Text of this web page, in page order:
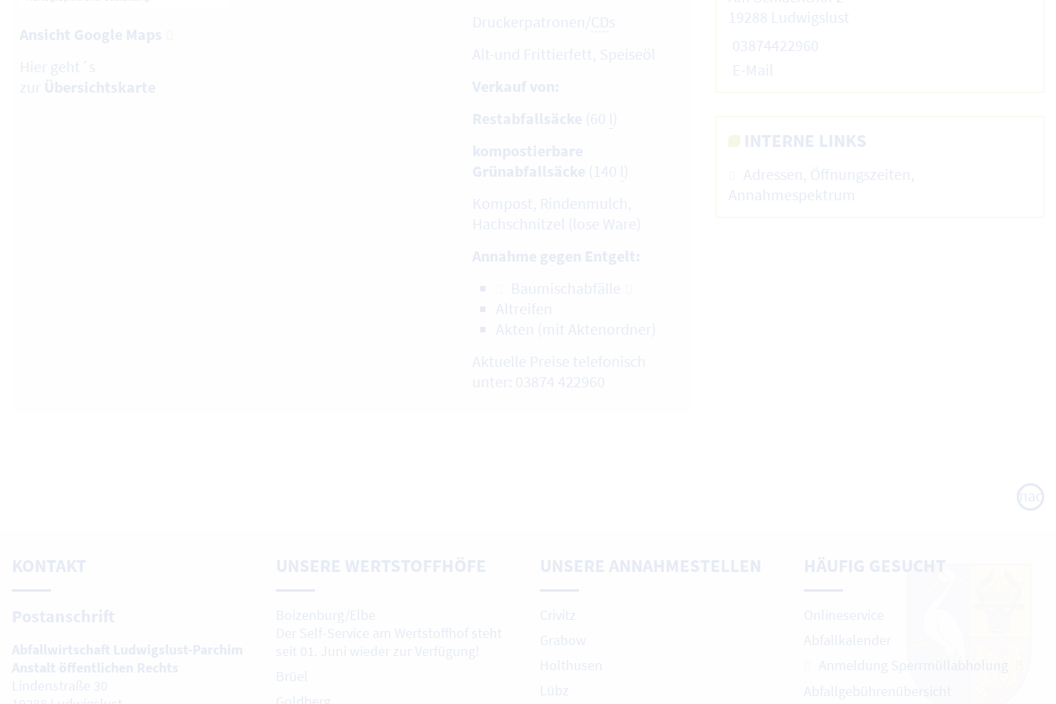
Ansicht Google Maps
Hier geht´s
zur Übersichtskarte
Druckerpatronen/ CDs
Alt-und Frittierfett, Speiseöl
Verkauf von:
Restabfallsäcke (60 l)
kompostierbare
Grünabfallsäcke (140 l)
Kompost, Rindenmulch,
Hachschnitzel (lose Ware)
Annahme gegen Entgelt:
Baumischabfälle
Altreifen
Akten (mit Aktenordner)
Aktuelle Preise telefonisch
unter: 03874 422960
19288 Ludwigslust
03874422960
E-Mail
INTERNE LINKS
Adressen, Öffnungszeiten,
Annahmespektrum
nach
oben
KONTAKT
Postanschrift
Abfallwirtschaft Ludwigslust-Parchim
Anstalt öffentlichen Rechts
Lindenstraße 30
UNSERE WERTSTOFFHÖFE
Boizenburg/Elbe
Der Self-Service am Wertstoffhof steht
seit 01. Juni wieder zur Verfügung!
Brüel
UNSERE ANNAHMESTELLEN
Crivitz
Grabow
Holthusen
Lübz
HÄUFIG GESUCHT
Onlineservice
Abfallkalender
Anmeldung Sperrmüllabholung
Abfallgebührenübersicht